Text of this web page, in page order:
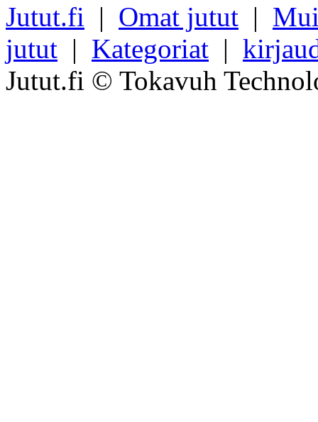
Jutut.fi | Omat jutut |
jutut | Kategoriat |
Jutut.fi © Tokavuh